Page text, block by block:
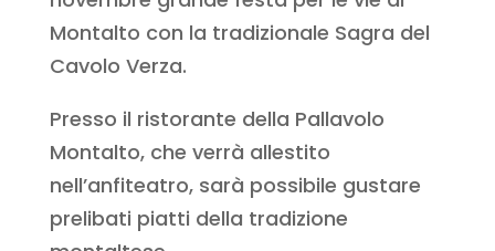
Montalto con la tradizionale Sagra del
Cavolo Verza.
Presso il ristorante della Pallavolo
Montalto, che verrà allestito
nell’anfiteatro, sarà possibile gustare
prelibati piatti della tradizione